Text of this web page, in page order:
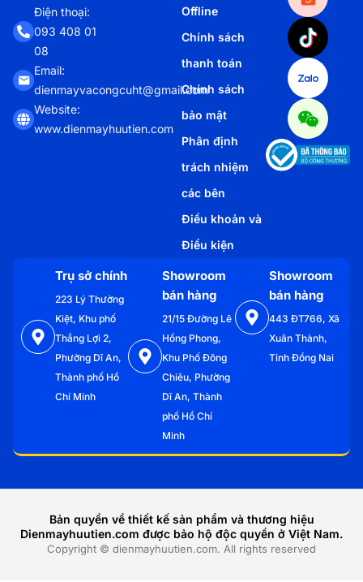
Điện thoại:
093 408 01
08
Email:
dienmayvacongcuht@gmail.com
Website:
www.dienmayhuutien.com
Offline
Chính sách
thanh toán
Chính sách
bảo mật
Phân định
trách nhiệm
các bên
Điều khoản và
Điều kiện
Trụ sở chính
223 Lý Thường
Kiệt, Khu phố
Thắng Lợi 2,
Phường Dĩ An,
Thành phố Hồ
Chí Minh
Showroom
bán hàng
21/15 Đường Lê
Hồng Phong,
Khu Phố Đông
Chiêu, Phường
Dĩ An, Thành
phố Hồ Chí
Minh
Showroom
bán hàng
443 ĐT766, Xã
Xuân Thành,
Tỉnh Đồng Nai
Copyright © dienmayhuutien.com. All rights reserved
Bản quyền về thiết kế sản phẩm và thương hiệu
Dienmayhuutien.com được bảo hộ độc quyền ở Việt Nam.